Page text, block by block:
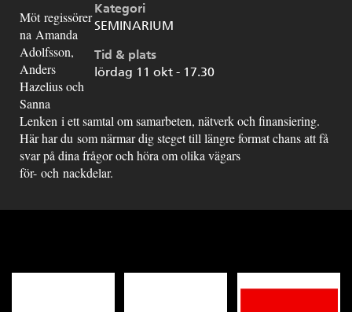
Kategori
SEMINARIUM
Tid & plats
lördag 11 okt - 17.30
Möt regissörer
na Amanda
Adolfsson,
Anders
Hazelius och
Sanna
Lenken i ett samtal om samarbeten, nätverk och finansiering.
Här har du som närmar dig steget till längre format chans att få
svar på dina frågor och höra om olika vägars
för- och nackdelar.